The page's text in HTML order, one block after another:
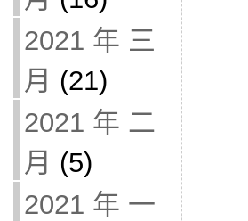
2021 年 三
月 (21)
2021 年 二
月 (5)
2021 年 一